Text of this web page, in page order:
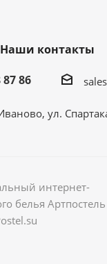
Наши контакты
87 86
ул.
интернет-
белья Артпостель